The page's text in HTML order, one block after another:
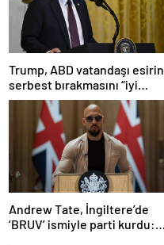
Trump, ABD vatandaşı esirin
serbest bırakmasını “iyi
niyetle atılmış bir adım”
olarak değerlendirdi
Andrew Tate, İngiltere’de
‘BRUV’ ismiyle parti kurdu: